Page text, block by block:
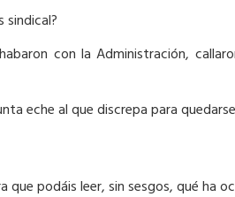
sindical?
con la Administración,
eche al que discrepa para
podáis leer, sin sesgos, qué ha